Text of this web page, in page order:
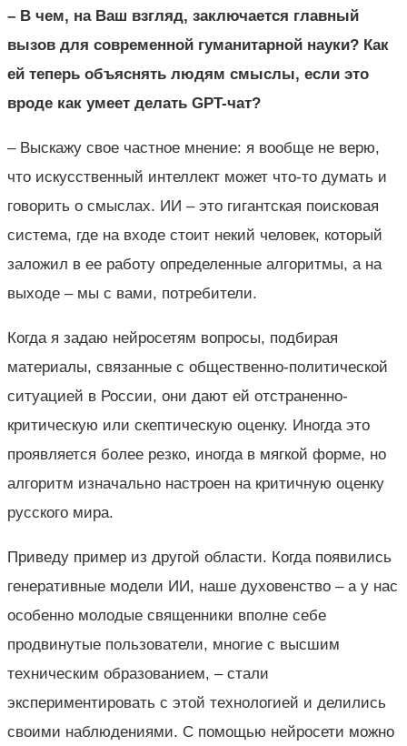
– В чем, на Ваш взгляд, заключается главный
вызов для современной гуманитарной науки? Как
ей теперь объяснять людям смыслы, если это
вроде как умеет делать GPT-чат?
– Выскажу свое частное мнение: я вообще не верю,
что искусственный интеллект может что-то думать и
говорить о смыслах. ИИ – это гигантская поисковая
система, где на входе стоит некий человек, который
заложил в ее работу определенные алгоритмы, а на
выходе – мы с вами, потребители.
Когда я задаю нейросетям вопросы, подбирая
материалы, связанные с общественно-политической
ситуацией в России, они дают ей отстраненно-
критическую или скептическую оценку. Иногда это
проявляется более резко, иногда в мягкой форме, но
алгоритм изначально настроен на критичную оценку
русского мира.
Приведу пример из другой области. Когда появились
генеративные модели ИИ, наше духовенство – а у нас
особенно молодые священники вполне себе
продвинутые пользователи, многие с высшим
техническим образованием, – стали
экспериментировать с этой технологией и делились
своими наблюдениями. С помощью нейросети можно